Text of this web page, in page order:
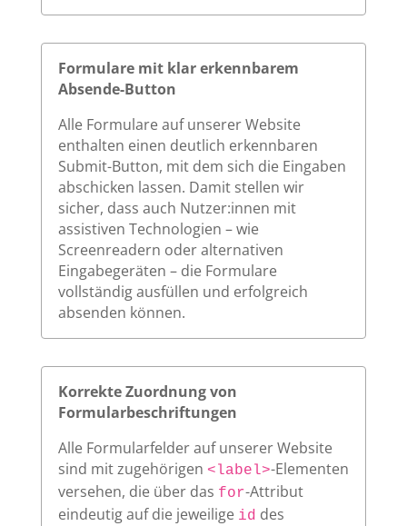
Formulare mit klar erkennbarem
Absende-Button
Alle Formulare auf unserer Website
enthalten einen deutlich erkennbaren
Submit-Button, mit dem sich die Eingaben
abschicken lassen. Damit stellen wir
sicher, dass auch Nutzer:innen mit
assistiven Technologien – wie
Screenreadern oder alternativen
Eingabegeräten – die Formulare
vollständig ausfüllen und erfolgreich
absenden können.
Korrekte Zuordnung von
Formularbeschriftungen
Alle Formularfelder auf unserer Website
sind mit zugehörigen <label>-Elementen
versehen, die über das for-Attribut
eindeutig auf die jeweilige id des